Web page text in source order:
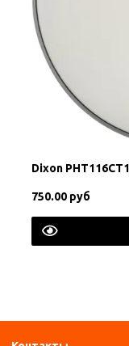
Dixon PHT116CT1
750.00 руб